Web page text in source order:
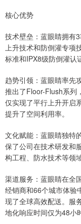
核心优势
技术壁垒：蓝眼睛拥有
上升技术和防倒灌专
标准和IPX8级防倒灌认
趋势引领：蓝眼睛率先
推出了Floor-Flush系列
仅实现了平行上升开启
提升了空间利用率。
文化赋能：蓝眼睛独特
保了公司在技术研发和
构工程、防水技术等领
渠道服务：蓝眼睛在全
经销商和66个城市体验
现了全球高效配送。服
地化响应时间仅为48小